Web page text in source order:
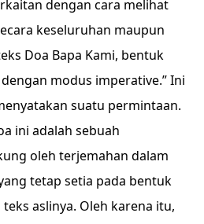
dengan cara melihat
keseluruhan maupun
Doa Bapa Kami, bentuk
modus imperative.” Ini
suatu permintaan.
ini adalah sebuah
oleh terjemahan dalam
tetap setia pada bentuk
teks aslinya. Oleh karena itu,